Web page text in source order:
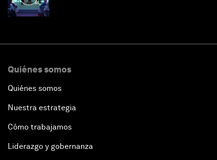
Quiénes somos
Quiénes somos
Nuestra estrategia
Cómo trabajamos
Liderazgo y gobernanza